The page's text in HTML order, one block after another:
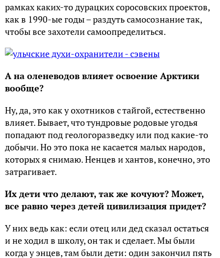
рамках каких-то дурацких соросовских проектов,
как в 1990-ые годы – раздуть самосознание так,
чтобы все захотели самоопределиться.
А на оленеводов влияет освоение Арктики
вообще?
Ну, да, это как у охотников с тайгой, естественно
влияет. Бывает, что тундровые родовые угодья
попадают под геологоразведку или под какие-то
добычи. Но это пока не касается малых народов,
которых я снимаю. Ненцев и хантов, конечно, это
затрагивает.
Их дети что делают, так же кочуют? Может,
все равно через детей цивилизация придет?
У них ведь как: если отец или дед сказал остаться
и не ходил в школу, он так и сделает. Мы были
когда у энцев, там были дети: один закончил пять